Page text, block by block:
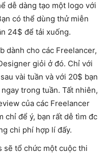
dễ dàng tạo một logo với
có thể dùng thử miễn
24$ để tải xuống.
dành cho các Freelancer,
giỏi ở đó. Chỉ với
vài tuần và với 20$ bạn
trong tuần. Tất nhiên,
của các Freelancer
chỉ để ý, bạn rất dễ tìm đc
chi phí hợp lí đấy.
sẽ tổ chức một cuộc thi